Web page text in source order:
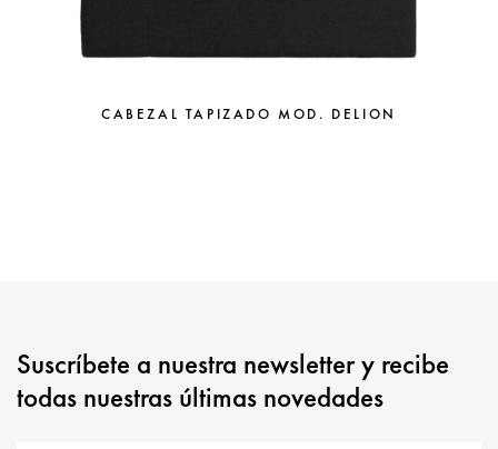
CABEZAL TAPIZADO MOD. DELION
Suscríbete a nuestra newsletter y recibe
todas nuestras últimas novedades